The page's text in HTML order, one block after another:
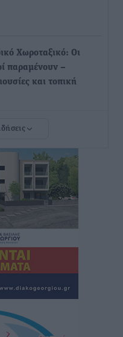
Χωροταξικό: Οι
παραμένουν –
και τοπική
ξανά το
από τη Λέσχη
– Πάνω από 1 εκατ.